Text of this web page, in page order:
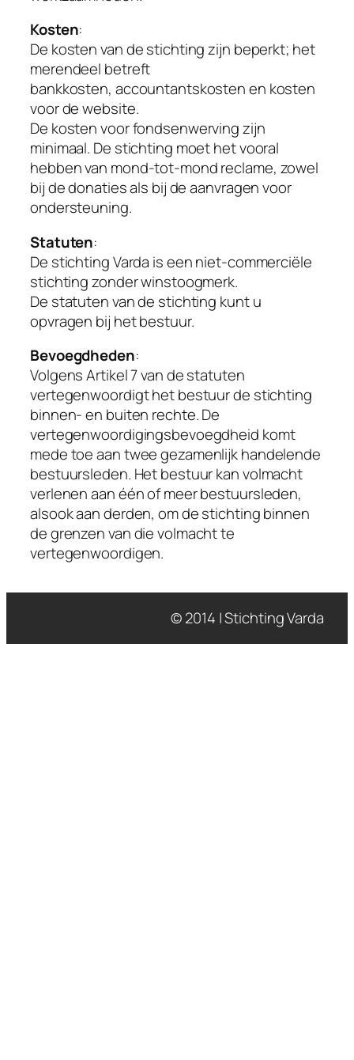
Kosten:
De kosten van de stichting zijn beperkt; het
merendeel betreft
bankkosten, accountantskosten en kosten
voor de website.
De kosten voor fondsenwerving zijn
minimaal. De stichting moet het vooral
hebben van mond-tot-mond reclame, zowel
bij de donaties als bij de aanvragen voor
ondersteuning.
Statuten:
De stichting Varda is een niet-commerciële
stichting zonder winstoogmerk.
De statuten van de stichting kunt u
opvragen bij het bestuur.
Bevoegdheden:
Volgens Artikel 7 van de statuten
vertegenwoordigt het bestuur de stichting
binnen- en buiten rechte. De
vertegenwoordigingsbevoegdheid komt
mede toe aan twee gezamenlijk handelende
bestuursleden. Het bestuur kan volmacht
verlenen aan één of meer bestuursleden,
alsook aan derden, om de stichting binnen
de grenzen van die volmacht te
vertegenwoordigen.
© 2014 | Stichting Varda